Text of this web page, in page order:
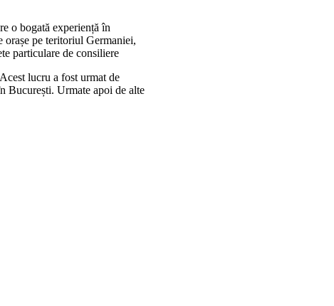
o bogată experiență în
pe teritoriul Germaniei,
particulare de consiliere
lucru a fost urmat de
București. Urmate apoi de alte